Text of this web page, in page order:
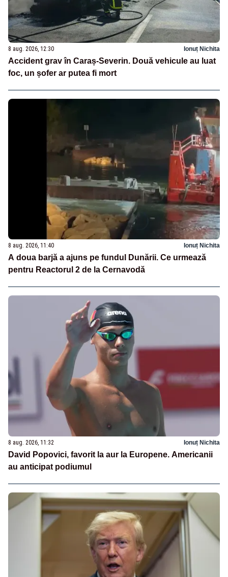
8 aug. 2026, 12:30 Ionuț Nichita
Accident grav în Caraș-Severin. Două vehicule au luat
foc, un șofer ar putea fi mort
8 aug. 2026, 11:40 Ionuț Nichita
A doua barjă a ajuns pe fundul Dunării. Ce urmează
pentru Reactorul 2 de la Cernavodă
8 aug. 2026, 11:32 Ionuț Nichita
David Popovici, favorit la aur la Europene. Americanii
au anticipat podiumul